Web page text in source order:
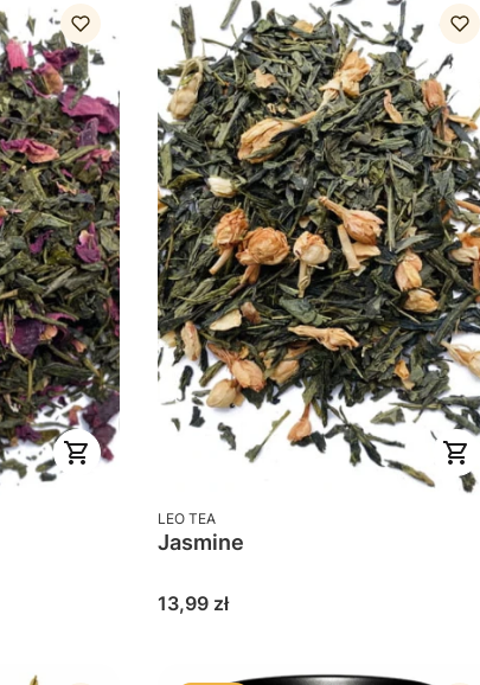
PRODUCENT
LEO TEA
Jasmine
Cena
13,99 zł